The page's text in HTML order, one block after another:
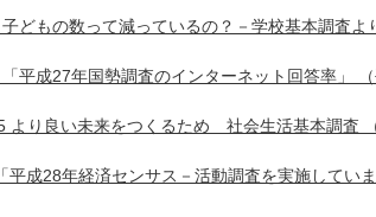
どもの数って減っているの？－学校基本調査よ
平成27年国勢調査のインターネット回答率」
より良い未来をつくるため 社会生活基本調査
平成28年経済センサス－活動調査を実施していま